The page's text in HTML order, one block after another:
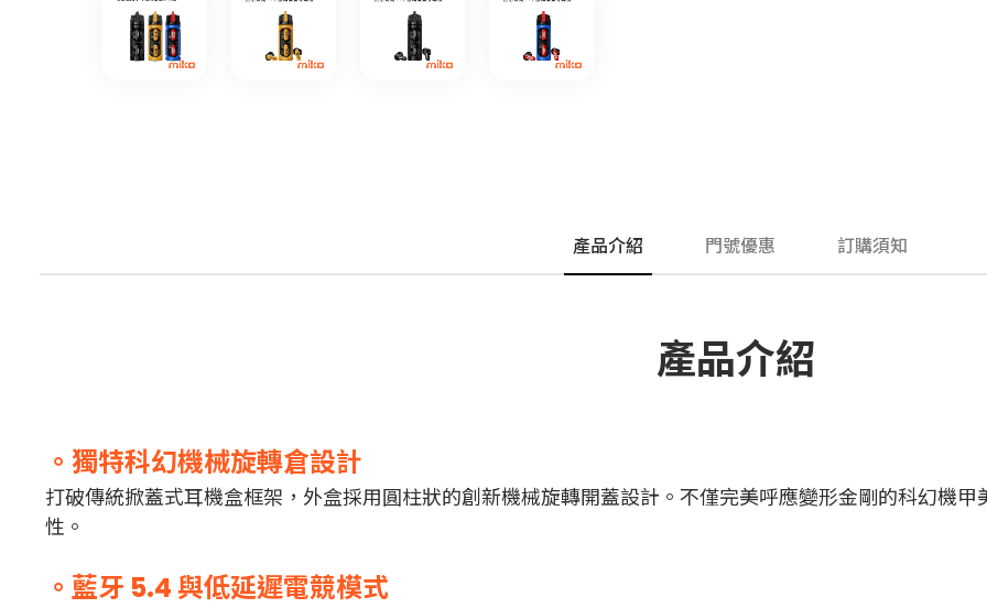
產品介紹 門號優惠 訂購須知
產品介紹
。獨特科幻機械旋轉倉設計
打破傳統掀蓋式耳機盒框架，外盒採用圓柱狀的創新機械旋轉開蓋設計。不僅完美呼應變形金剛的科幻機
性。
。藍牙 5.4 與低延遲電競模式